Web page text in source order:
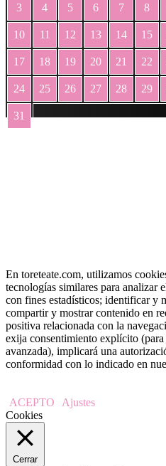
3 4 5 6 7 8
10 11 12 13 14 15
17 18 19 20 21 22
24 25 26 27 28 29
31
En toreteate.com, utilizamos
tecnologías similares para analizar
con fines estadísticos; identificar y
compartir y mostrar contenido en
positiva relacionada con la
exija consentimiento explícito
avanzada), implicará una
conformidad con lo indicado en
ACEPTO
Ajustes
Cookies
Cerrar